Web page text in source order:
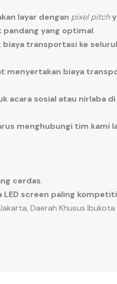
layar dengan pixel pitch
pandang yang optimal.
biaya transportasi ke
menyertakan biaya
acara sosial atau nirlaba di
menghubungi tim kami
cerdas.
LED screen paling
Daerah Khusus